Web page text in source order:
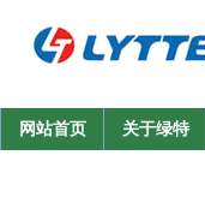
网站首页 关于绿特